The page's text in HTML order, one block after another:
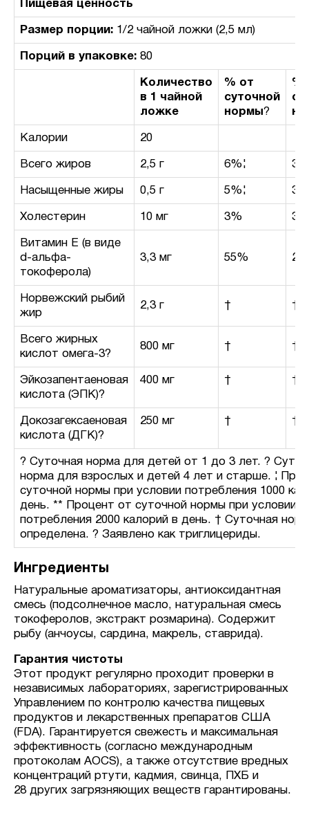
Пищевая ценность
Размер порции: 1/2 чайной ложки (2,5 мл)
Порций в упаковке: 80
Количество
в 1 чайной
ложке
% от
суточной
нормы?
%
Калории 20
Всего жиров 2,5 г 6%¦
Насыщенные жиры 0,5 г 5%¦
Холестерин 10 мг 3%
Витамин E (в виде
d-альфа-
токоферола)
3,3 мг 55%
Норвежский рыбий
жир
2,3 г † †
Всего жирных
кислот омега-3?
800 мг † †
Эйкозапентаеновая
кислота (ЭПК)?
400 мг † †
Докозагексаеновая
кислота (ДГК)?
250 мг † †
? Суточная норма для детей от 1 до 3 лет. ?
норма для взрослых и детей 4 лет и старше. ¦
суточной нормы при условии потребления 1000
день. ** Процент от суточной нормы при условии
потребления 2000 калорий в день. † Суточная
определена. ? Заявлено как триглицериды.
Ингредиенты
Натуральные ароматизаторы, антиоксидантная
смесь (подсолнечное масло, натуральная смесь
токоферолов, экстракт розмарина). Содержит
рыбу (анчоусы, сардина, макрель, ставрида).
Гарантия чистоты
Этот продукт регулярно проходит проверки в
независимых лабораториях, зарегистрированных
Управлением по контролю качества пищевых
продуктов и лекарственных препаратов США
(FDA). Гарантируется свежесть и максимальная
эффективность (согласно международным
протоколам AOCS), а также отсутствие вредных
концентраций ртути, кадмия, свинца, ПХБ и
28 других загрязняющих веществ гарантированы.